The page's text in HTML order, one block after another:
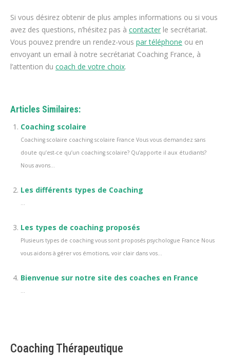
Si vous désirez obtenir de plus amples informations ou si vous
avez des questions, n’hésitez pas à contacter le secrétariat.
Vous pouvez prendre un rendez-vous par téléphone ou en
envoyant un email à notre secrétariat Coaching France, à
l’attention du coach de votre choix.
Articles Similaires:
Coaching scolaire
Coaching scolaire coaching scolaire France Vous vous demandez sans
doute qu’est-ce qu’un coaching scolaire? Qu’apporte il aux étudiants?
Nous avons...
Les différents types de Coaching
...
Les types de coaching proposés
Plusieurs types de coaching vous sont proposés psychologue France Nous
vous aidons à gérer vos émotions, voir clair dans vos...
Bienvenue sur notre site des coaches en France
...
Coaching Thérapeutique